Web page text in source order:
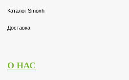
Каталог Smoxh
Доставка
О НАС